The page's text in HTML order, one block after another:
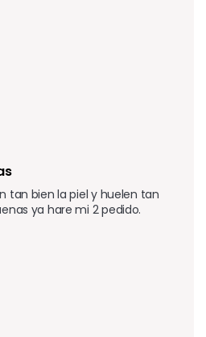
tan bien la piel y huelen tan
ya hare mi 2 pedido.